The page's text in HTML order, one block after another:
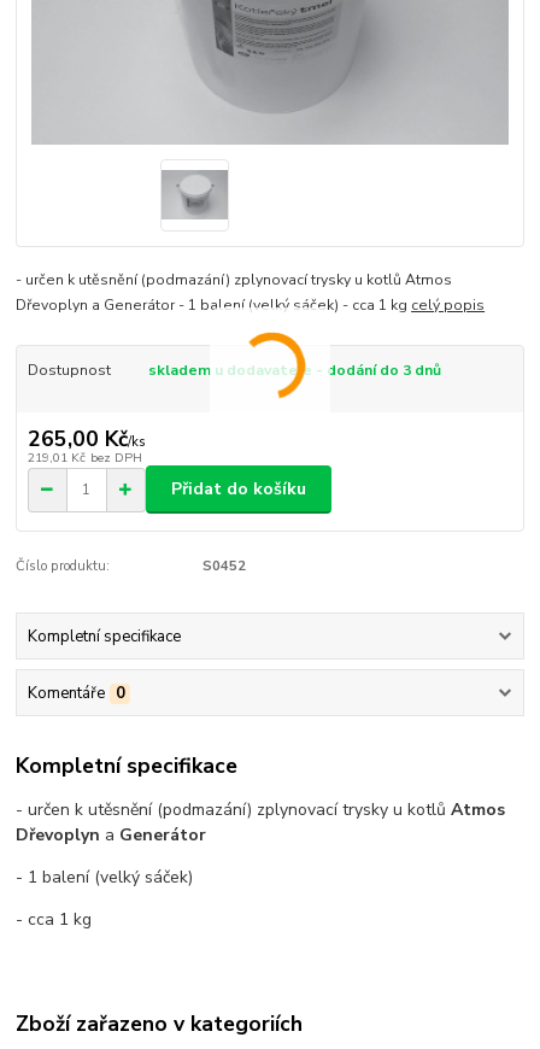
- určen k utěsnění (podmazání) zplynovací trysky u kotlů Atmos
Dřevoplyn a Generátor - 1 balení (velký sáček) - cca 1 kg celý popis
Dostupnost skladem u dodavatele - dodání do 3 dnů
265,00 Kč/ks
219,01 Kč bez DPH
Přidat do košíku
Číslo produktu: S0452
Kompletní specifikace
Komentáře 0
Kompletní specifikace
- určen k utěsnění (podmazání) zplynovací trysky u kotlůAtmos
Dřevoplyn a Generátor
- 1 balení (velký sáček)
- cca 1 kg
Zboží zařazeno v kategoriích